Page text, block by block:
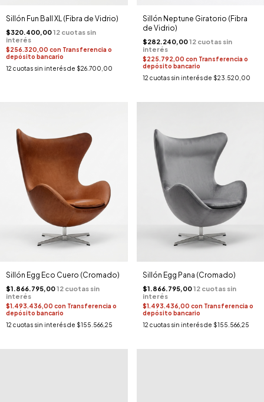
Sillón Fun Ball XL (Fibra de Vidrio)
$320.400,00
$256.320,00 con Transferencia o
depósito bancario
12 cuotas sin interés de $26.700,00
Sillón Neptune Giratorio (Fibra
de Vidrio)
$282.240,00
$225.792,00 con Transferencia o
depósito bancario
12 cuotas sin interés de $23.520,00
Sillón Egg Eco Cuero (Cromado)
$1.866.795,00
$1.493.436,00 con Transferencia o
depósito bancario
12 cuotas sin interés de $155.566,25
Sillón Egg Pana (Cromado)
$1.866.795,00
$1.493.436,00 con Transferencia o
depósito bancario
12 cuotas sin interés de $155.566,25